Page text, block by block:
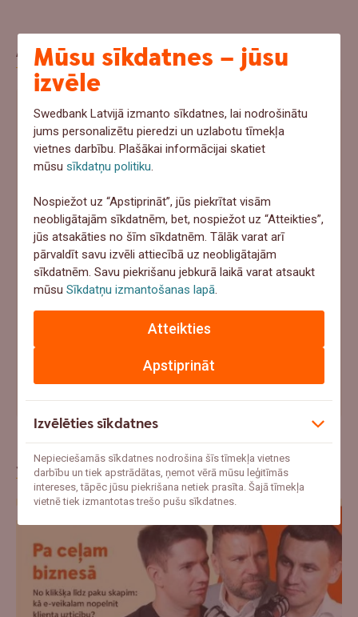
Aptauja
Ja šovasar notiktu negadījums un pēkšņi
vajadzētu 1000+ eur, ko tu darītu?
Ņemtu no uzkrājumiem
Meklētu aizņēmumu
Paļautos uz apdrošināšanu
Cerētu, ka tā nenotiks
Atbildēt
"Ar mani jau tā nenotiks" – uzzini pieredzes stāstus par
Jaunākie raksti
Mūsu sīkdatnes – jūsu
izvēle
Swedbank Latvijā izmanto sīkdatnes, lai nodrošinātu
jums personalizētu pieredzi un uzlabotu tīmekļa
vietnes darbību. Plašākai informācijai skatiet
mūsusīkdatņu politiku.
Nospiežot uz “Apstiprināt”, jūs piekrītat visām
neobligātajām sīkdatnēm, bet, nospiežot uz “Atteikties”,
jūs atsakāties no šīm sīkdatnēm. Tālāk varat arī
pārvaldīt savu izvēli attiecībā uz neobligātajām
sīkdatnēm. Savu piekrišanu jebkurā laikā varat atsaukt
mūsuSīkdatņu izmantošanas lapā.
Apstiprināt
Atteikties
Izvēlēties sīkdatnes
Nepieciešamās sīkdatnes nodrošina šīs tīmekļa vietnes
darbību un tiek apstrādātas, ņemot vērā mūsu leģitīmās
intereses, tāpēc jūsu piekrišana netiek prasīta. Šajā tīmekļa
vietnē tiek izmantotas trešo pušu sīkdatnes.